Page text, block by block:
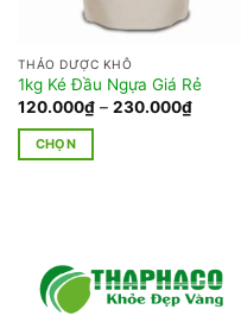
THẢO DƯỢC KHÔ
1kg Ké Đầu Ngựa Giá Rẻ
120.000₫ – 230.000₫Khoảng
giá:
CHỌN
nhiều
biến